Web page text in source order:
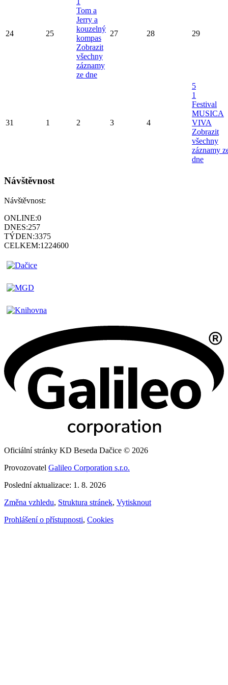
24 25
Tom a
Jerry a
kouzelný
kompas
Zobrazit
všechny
záznamy
ze dne
27 28 29
31 1 2 3 4
5
1
Festival
MUSICA
VIVA
Zobrazit
všechny
záznamy
dne
Návštěvnost
Návštěvnost:
ONLINE:0
DNES:257
TÝDEN:3375
CELKEM:1224600
Oficiální stránky KD Beseda Dačice © 2026
Provozovatel Galileo Corporation s.r.o.
Poslední aktualizace: 1. 8. 2026
Změna vzhledu, Struktura stránek, Vytisknout
Prohlášení o přístupnosti, Cookies